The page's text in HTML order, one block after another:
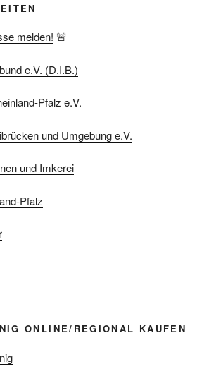
melden! 🚨
e.V. (D.I.B.)
Pfalz e.V.
und Umgebung e.V.
und Imkerei
Pfalz
ONLINE/REGIONAL KAUFEN